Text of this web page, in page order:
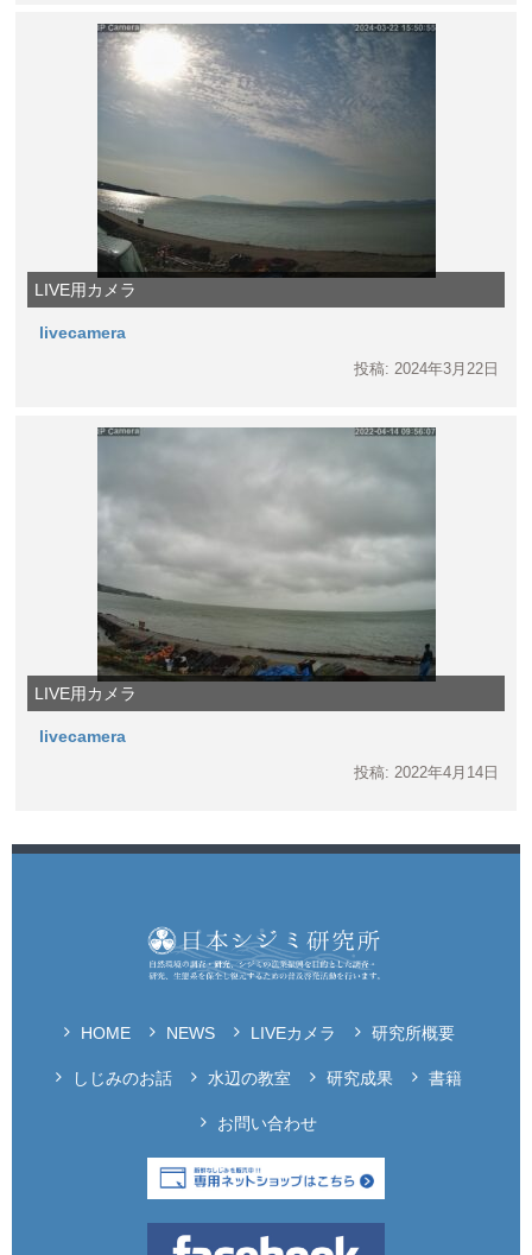
LIVE用カメラ
livecamera
投稿: 2024年3月22日
LIVE用カメラ
livecamera
投稿: 2022年4月14日
HOME NEWS LIVEカメラ 研究所概要
しじみのお話 水辺の教室 研究成果 書籍
お問い合わせ